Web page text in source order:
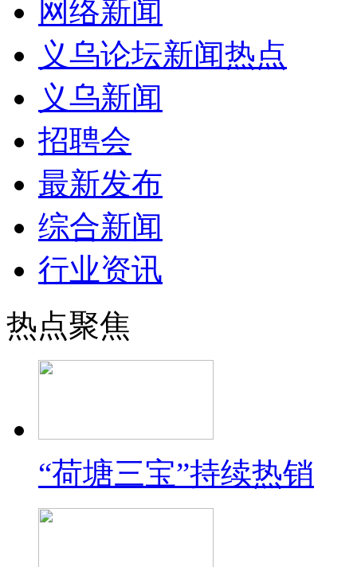
网络新闻
义乌论坛新闻热点
义乌新闻
招聘会
最新发布
综合新闻
行业资讯
热点聚焦
“荷塘三宝”持续热销